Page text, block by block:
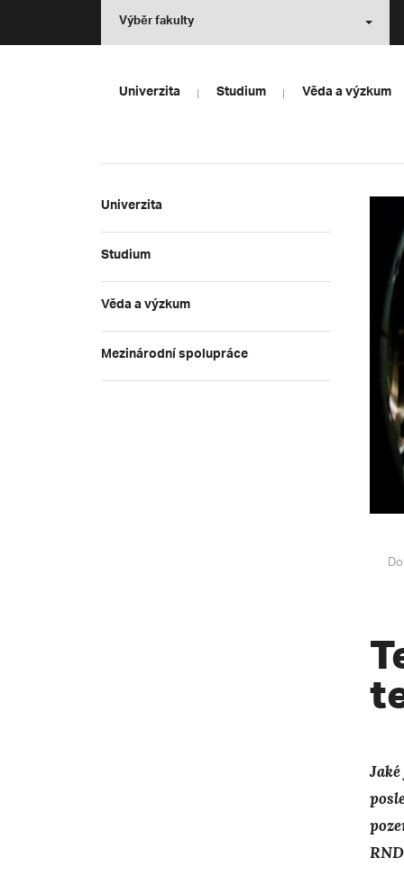
Výběr fakulty
Univerzita Studium Věda a výzkum
Univerzita
Studium
Věda a výzkum
Mezinárodní spolupráce